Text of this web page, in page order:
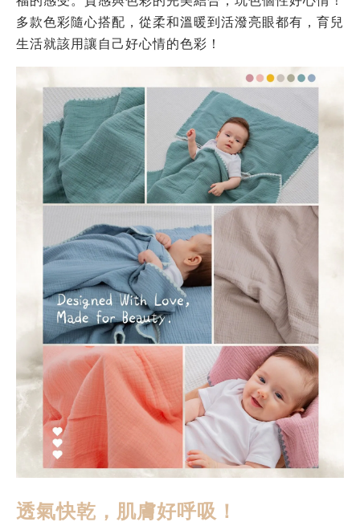
多款色彩隨心搭配， 從柔和溫暖到活潑亮眼都有，育兒
生活就該用讓自己好心情的色彩！
透氣快乾，肌膚好呼吸！